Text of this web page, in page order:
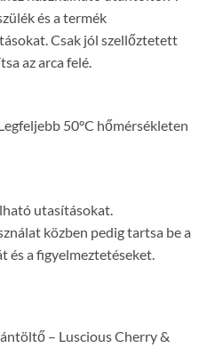
és a termék
Csak jól szellőztetett
az arca felé.
50°C hőmérsékleten
utasításokat.
közben pedig tartsa be a
és a figyelmeztetéseket.
– Luscious Cherry &